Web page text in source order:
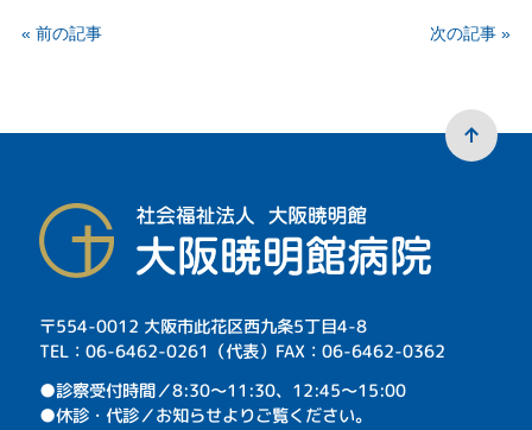
« 前の記事 次の記事 »
〒554-0012 大阪市此花区西九条5丁目4-8
TEL：06-6462-0261（代表）FAX：06-6462-0362
⁩●診察受付時間／8:30～11:30、12:45～15:00
●休診・代診／お知らせよりご覧ください。